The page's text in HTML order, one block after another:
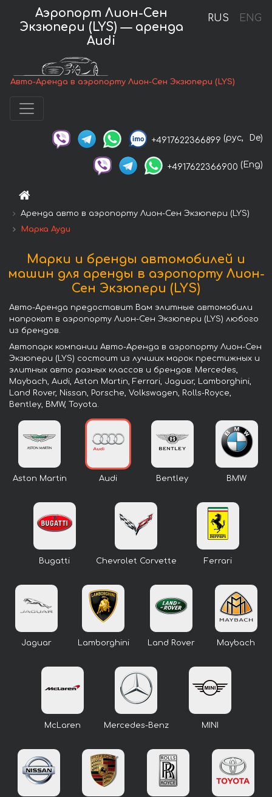
RUS ENG
Аэропорт Лион-Сен
Экзюпери (LYS) — аренда
Audi
Авто-Аренда в аэропорту Лион-Сен Экзюпери (LYS)
+4917622366899 (рус, De)
+4917622366900 (Eng)
Аренда авто в аэропорту Лион-Сен Экзюпери (LYS)
Марка Ауди
Марки и бренды автомобилей и
машин для аренды в аэропорту Лион-
Сен Экзюпери (LYS)
Авто-Аренда предоставит Вам элитные автомобили
напрокат в аэропорту Лион-Сен Экзюпери (LYS) любого
из брендов.
Автопарк компании Авто-Аренда в аэропорту Лион-Сен
Экзюпери (LYS) состоит из лучших марок престижных и
элитных авто разных классов и брендов: Mercedes,
Maybach, Audi, Aston Martin, Ferrari, Jaguar, Lamborghini,
Land Rover, Nissan, Porsche, Volkswagen, Rolls-Royce,
Bentley, BMW, Toyota.
Aston Martin Audi Bentley BMW
Bugatti Chevrolet Corvette Ferrari
Jaguar Lamborghini Land Rover Maybach
McLaren Mercedes-Benz MINI